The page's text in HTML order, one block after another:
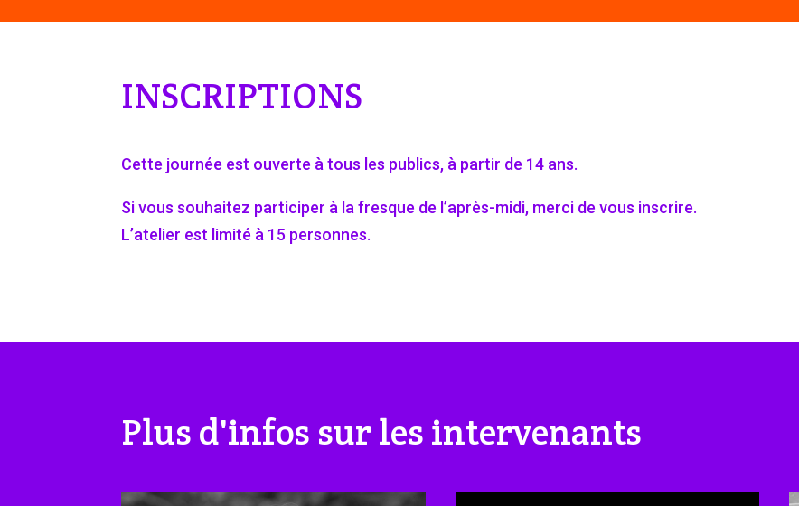
INSCRIPTIONS
Cette journée est ouverte à tous les publics, à partir de 14 ans.
Si vous souhaitez participer à la fresque de l’après-midi, merci de vous inscrire.
L’atelier est limité à 15 personnes.
Plus d'infos sur les intervenants